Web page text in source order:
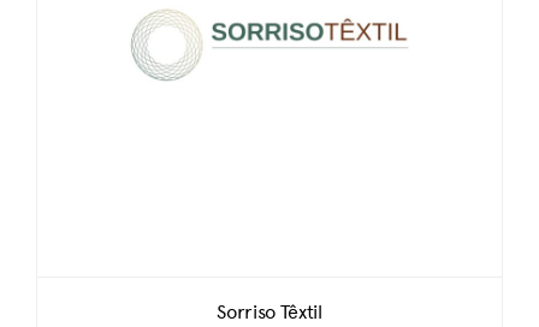
Sorriso Têxtil